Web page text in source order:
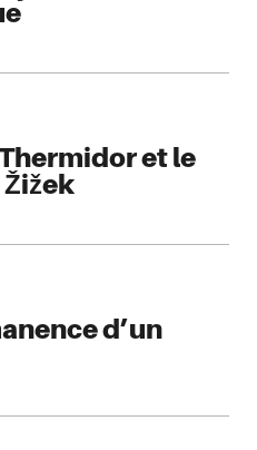
et le
d’un